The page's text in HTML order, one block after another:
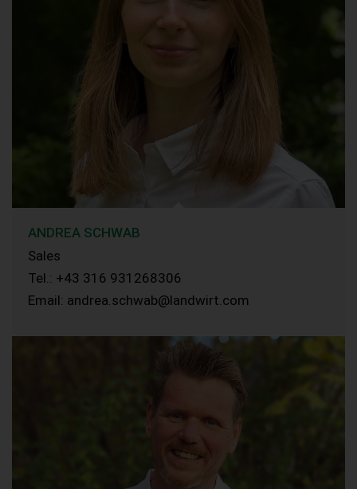
ANDREA SCHWAB
Sales
Tel.: +43 316 931268306
Email: andrea.schwab@landwirt.com